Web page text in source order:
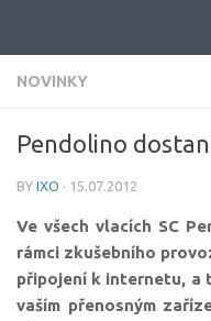
NOVINKY
Pendolino
BY IXO · 15.07.2012
Ve všech vlacích SC
rámci zkušebního
připojení k internetu, a
vaším přenosným